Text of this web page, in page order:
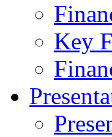
Key